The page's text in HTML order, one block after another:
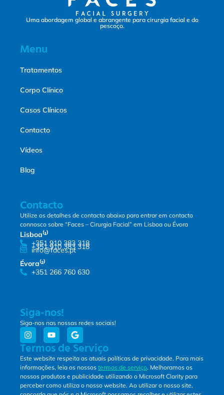
Uma abordagem global e abrangente para cirurgia facial e do
pescoço.
Menu
Tratamentos
Corpo Clínico
Casos Clínicos
Contacto
Vídeos
Blog
Contacto
Utilize os detalhes de contacto abaixo para entrar em contacto
connosco sobre “Faces – Cirurgia Facial” em Lisboa ou Évora
Lisboa⁽¹⁾
+351 910 383 318
+351 910 383 318
info@faces.pt
Évora⁽²⁾
+351 266 760 630
Siga-nos!
Siga-nos nas nossas redes sociais!
Termos de Serviço
Este website respeita as atuais políticas de privacidade. Para mais
informações, leia os nossos termos de serviço. Melhoramos os
nossos produtos e publicidade utilizando o Microsoft Clarity para
perceber como utiliza o nosso website. Ao utilizar o nosso site,